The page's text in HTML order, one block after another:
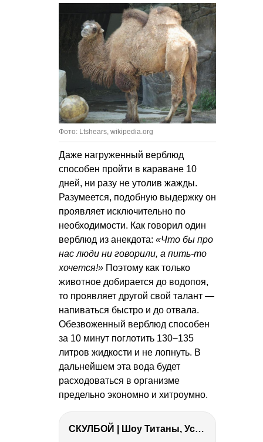
Фото: Ltshears, wikipedia.org
Даже нагруженный верблюд
способен пройти в караване 10
дней, ни разу не утолив жажды.
Разумеется, подобную выдержку он
проявляет исключительно по
необходимости. Как говорил один
верблюд из анекдота: «Что бы про
нас люди ни говорили, а пить-то
хочется!» Поэтому как только
животное добирается до водопоя,
то проявляет другой свой талант —
напиваться быстро и до отвала.
Обезвоженный верблюд способен
за 10 минут поглотить 130−135
литров жидкости и не лопнуть. В
дальнейшем эта вода будет
расходоваться в организме
предельно экономно и хитроумно.
СКУЛБОЙ | Шоу Титаны, Усейн Болт, Ларрат, Зашквар!